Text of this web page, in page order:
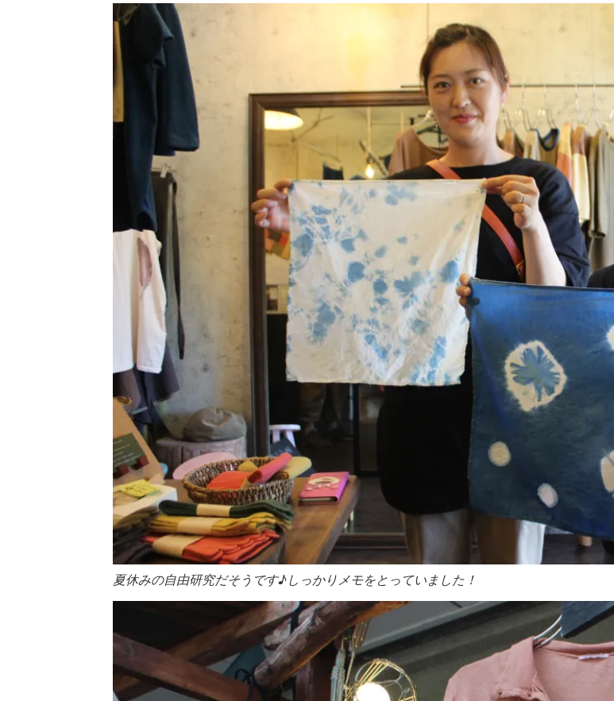
夏休みの自由研究だそうです♪しっかりメモをとっていました！